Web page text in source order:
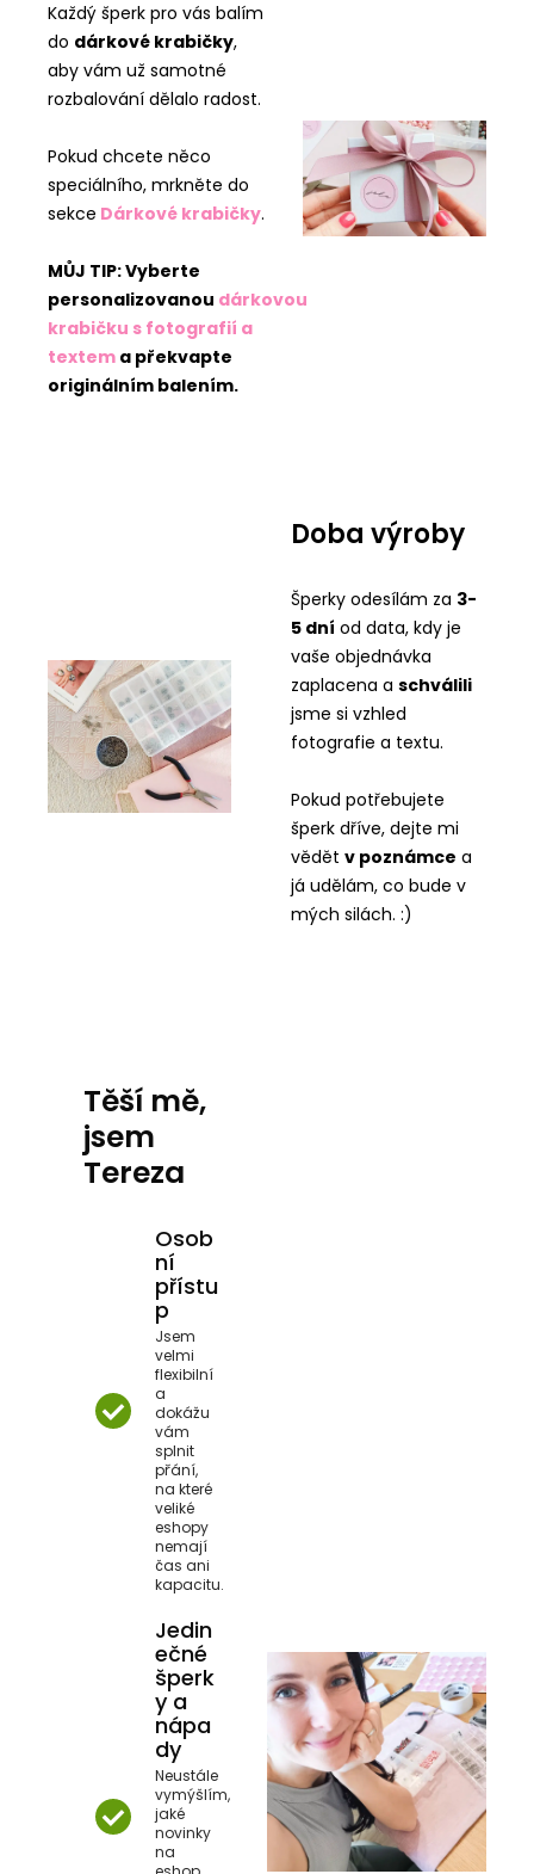
Každý šperk pro vás balím
do dárkové krabičky,
aby vám už samotné
rozbalování dělalo radost.
Pokud chcete něco
speciálního, mrkněte do
sekce Dárkové krabičky.
MŮJ TIP: Vyberte
personalizovanou dárkovou
krabičku s fotografií a
textem a překvapte
originálním balením.
Doba výroby
Šperky odesílám za 3-
5 dní od data, kdy je
vaše objednávka
zaplacena a schválili
jsme si vzhled
fotografie a textu.
Pokud potřebujete
šperk dříve, dejte mi
vědět v poznámce a
já udělám, co bude v
mých silách. :)
Těší mě,
jsem
Tereza
Osob
ní
přístu
p
Jsem
velmi
flexibilní
a
dokážu
vám
splnit
přání,
na které
veliké
eshopy
nemají
čas ani
kapacitu.
Jedin
ečné
šperk
y a
nápa
dy
Neustále
vymýšlím,
jaké
novinky
na